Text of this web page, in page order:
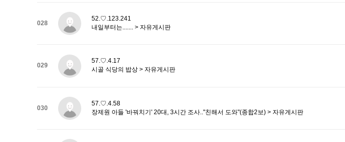
028
52.♡.123.241
내일부터는....... > 자유게시판
029
57.♡.4.17
시골 식당의 밥상 > 자유게시판
030
57.♡.4.58
장제원 아들 '바꿔치기' 20대, 3시간 조사.."친해서 도와"(종합2보) > 자유게시판